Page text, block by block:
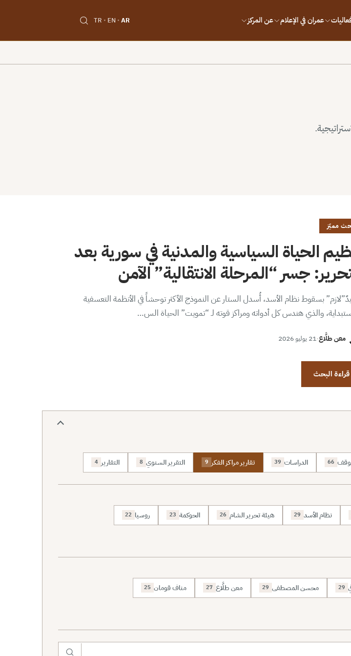
عمران في الإعلام عن المركز AR
EN
TR
مميّز
الحياة السياسية والمدنية في سورية بعد
جسر “المرحلة الانتقالية” الآمن
بسقوط نظام الأسد، أُسدل الستار عن النموذج الأكثر توحشاً في الأنظمة التعسفية
والذي هندس كل أدواته ومراكز قوته لـ “تمويت” الحياة الس…
معن طلَّاع·21 يوليو 2026
قراءة البحث
66 الدراسات 39 تقارير مراكز الفكر 9 التقرير السنوي 8 التقارير 4
نظام الأسد 29 هيئة تحرير الشام 26 الحوكمة 23 روسيا 22
29 محسن المصطفى 29 معن طلَّاع 27 مناف قومان 25